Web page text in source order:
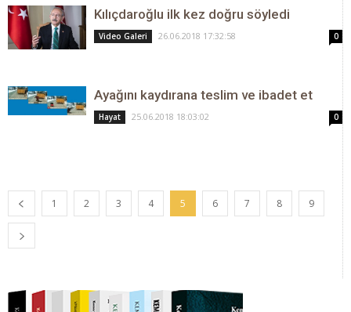
Kılıçdaroğlu ilk kez doğru söyledi
Video Galeri 26.06.2018 17:32:58 0
Ayağını kaydırana teslim ve ibadet et
Hayat 25.06.2018 18:03:02 0
1 2 3 4 5 6 7 8 9